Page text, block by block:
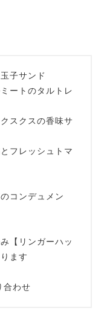
子サンド
ートのタルトレ
スクスの香味サ
フレッシュトマ
コンデュメン
【リンガーハッ
ます
合わせ